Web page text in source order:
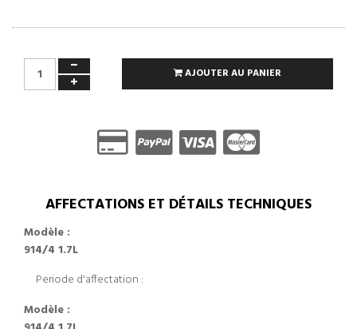
AJOUTER AU PANIER
AFFECTATIONS ET DÉTAILS TECHNIQUES
Modèle :
914/4 1.7L
Periode d'affectation :
Modèle :